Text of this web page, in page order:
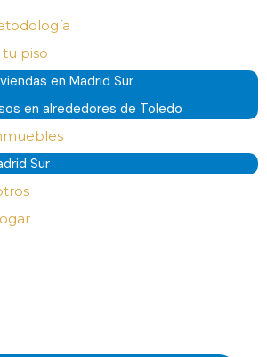
piso
en Madrid Sur
en alrededores de Toledo
Sur